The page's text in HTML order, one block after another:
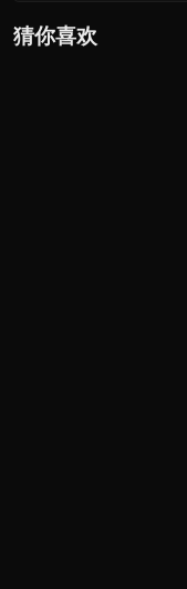
猜你喜欢